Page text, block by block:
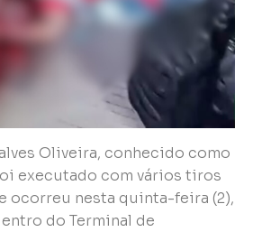
Oliveira, conhecido como
foi executado com vários tiros
ocorreu nesta quinta-feira (2),
do Terminal de